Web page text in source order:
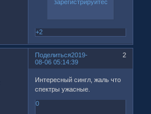
зарегистрируйтесь
+2
Поделиться 2
2019-
08-06 05:14:39
Интересный сингл, жаль что
спектры ужасные.
0